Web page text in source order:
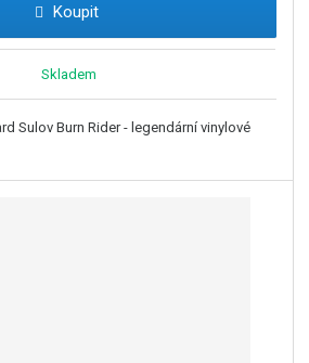
Koupit
Skladem
Sulov Burn Rider - legendární vinylové